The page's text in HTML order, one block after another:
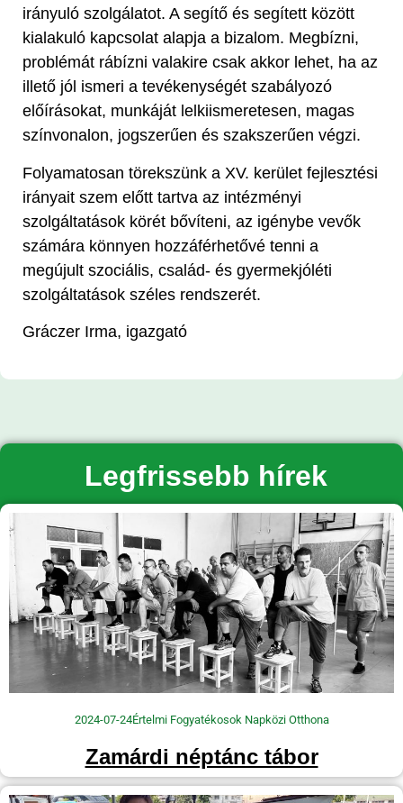
irányuló szolgálatot. A segítő és segített között
kialakuló kapcsolat alapja a bizalom. Megbízni,
problémát rábízni valakire csak akkor lehet, ha az
illető jól ismeri a tevékenységét szabályozó
előírásokat, munkáját lelkiismeretesen, magas
színvonalon, jogszerűen és szakszerűen végzi.
Folyamatosan törekszünk a XV. kerület fejlesztési
irányait szem előtt tartva az intézményi
szolgáltatások körét bővíteni, az igénybe vevők
számára könnyen hozzáférhetővé tenni a
megújult szociális, család- és gyermekjóléti
szolgáltatások széles rendszerét.
Gráczer Irma, igazgató
Legfrissebb hírek
2024-07-24Értelmi Fogyatékosok Napközi Otthona
Zamárdi néptánc tábor